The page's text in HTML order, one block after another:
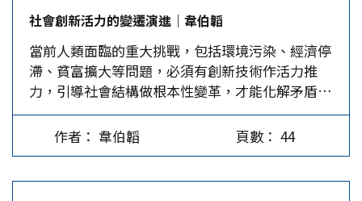
行總裁對台灣經濟發展的建言，當然特別值得重
視。 為振興經濟提四大對策…
就是小額貿易除罪化，到今日金廈生活圈的形成，
金門對廈門更加倚賴；社會上，也讓兩地血濃於水
的情感更加親密。 筆者於9月30日懷著期待的心
情，回家鄉金門參加兩岸小三通會議；然而，原本
報名參加的大陸學者及官員全數缺席。由於賴清德
於會議前夕在立法院表明自己台獨主張，不免引發
揣測。 歷年航運班次及人數變化…
社會創新活力的變遷演進｜韋伯韜
當前人類面臨的重大挑戰，包括環境污染、經濟停
滯、貧富擴大等問題，必須有創新技術作活力推
力，引導社會結構做根本性變革，才能化解矛盾，
實現突破性成長。 誠如國民所得之父顧志耐
(Simon Kuznets, 1901–1985)指出的，成長是建
設與破壞並行的進程，一定會引發社會變遷。變遷
作者： 韋伯韜 頁數： 44